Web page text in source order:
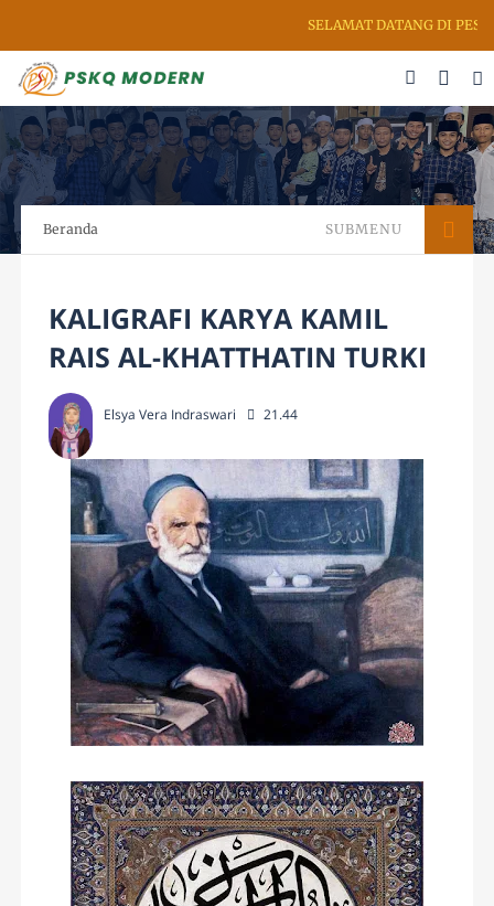
SELAMAT DATANG DI PESANTREN SENI
Beranda SUBMENU
KALIGRAFI KARYA KAMIL
RAIS AL-KHATTHATIN TURKI
Elsya Vera Indraswari 21.44